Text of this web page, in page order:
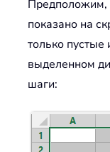
Предположим,
показано на
только пустые
выделенном
шаги: